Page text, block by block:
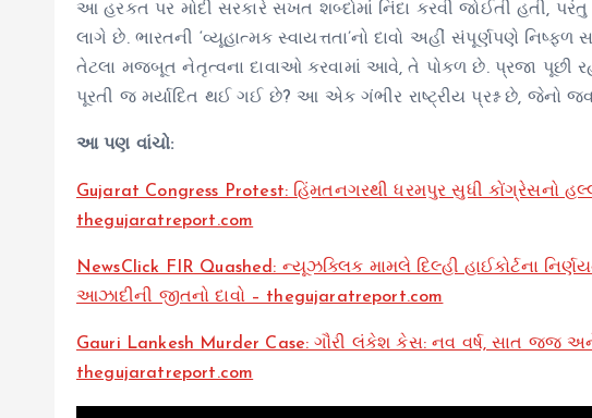
આ હરકત પર મોદી સરકારે સખત શબ્દોમાં નિંદા કરવી જોઈતી હતી,
લાગે છે. ભારતની ‘વ્યૂહાત્મક સ્વાયત્તતા’નો દાવો અહીં સંપૂર્ણપણે
તેટલા મજબૂત નેતૃત્વના દાવાઓ કરવામાં આવે, તે પોકળ છે. પ્રજા પૂછી
પૂરતી જ મર્યાદિત થઈ ગઈ છે? આ એક ગંભીર રાષ્ટ્રીય પ્રશ્ન છે, જેનો
આ પણ વાંચો:
Gujarat Congress Protest: હિંમતનગરથી ધરમપુર સુધી કોંગ્રેસનો
thegujaratreport.com
NewsClick FIR Quashed: ન્યૂઝક્લિક મામલે દિલ્હી હાઈકોર્ટના
આઝાદીની જીતનો દાવો – thegujaratreport.com
Gauri Lankesh Murder Case: ગૌરી લંકેશ કેસ: નવ વર્ષ, સાત જજ
thegujaratreport.com